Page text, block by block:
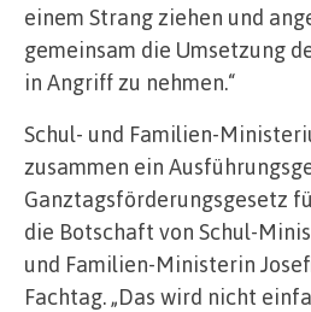
einem Strang ziehen und
gemeinsam die Umsetzung
in Angriff zu nehmen.“
Schul- und Familien-
zusammen ein
Ganztagsförderungsgesetz
die Botschaft von Schul-
und Familien-Ministerin
Fachtag. „Das wird nicht